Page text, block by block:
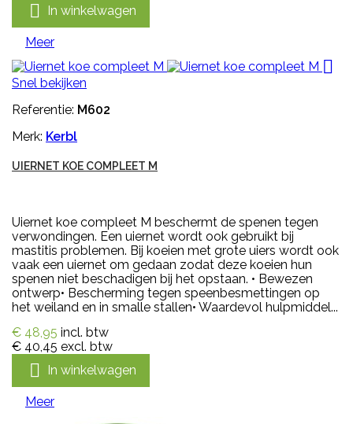
 In winkelwagen
Meer

Snel bekijken
Referentie: M602
Merk: Kerbl
UIERNET KOE COMPLEET M
Uiernet koe compleet M beschermt de spenen tegen
verwondingen. Een uiernet wordt ook gebruikt bij
mastitis problemen. Bij koeien met grote uiers wordt ook
vaak een uiernet om gedaan zodat deze koeien hun
spenen niet beschadigen bij het opstaan. • Bewezen
ontwerp• Bescherming tegen speenbesmettingen op
het weiland en in smalle stallen• Waardevol hulpmiddel...
€ 48,95 incl. btw
€ 40,45 excl. btw
 In winkelwagen
Meer